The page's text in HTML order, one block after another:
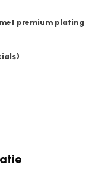
premium plating